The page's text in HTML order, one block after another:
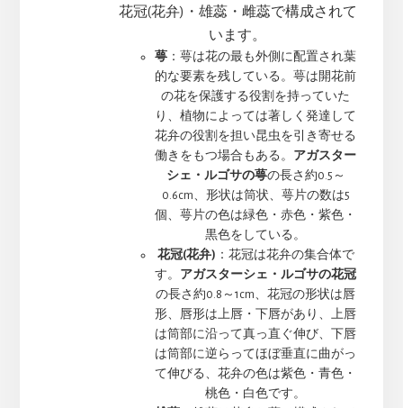
花冠(花弁)・雄蕊・雌蕊で構成されて
います。
萼 ：萼は花の最も外側に配置され葉
的な要素を残している。萼は開花前
の花を保護する役割を持っていた
り、植物によっては著しく発達して
花弁の役割を担い昆虫を引き寄せる
働きをもつ場合もある。 アガスター
シェ・ルゴサの萼の長さ約0.5～
0.6cm、形状は筒状、萼片の数は5
個、萼片の色は緑色・赤色・紫色・
黒色をしている。
花冠(花弁) ：花冠は花弁の集合体で
す。 アガスターシェ・ルゴサの花冠
の長さ約0.8～1cm、花冠の形状は唇
形、唇形は上唇・下唇があり、上唇
は筒部に沿って真っ直ぐ伸び、下唇
は筒部に逆らってほぼ垂直に曲がっ
て伸びる、花弁の色は紫色・青色・
桃色・白色です。